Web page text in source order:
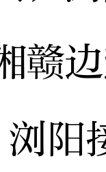
赣
阳